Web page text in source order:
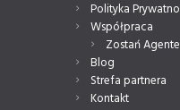
Polityka
Współpraca
Zostań
Blog
Strefa partnera
Kontakt